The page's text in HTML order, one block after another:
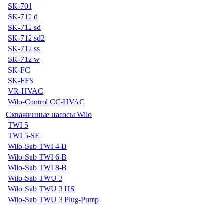
SK-701
SK-712 d
SK-712 sd
SK-712 sd2
SK-712 ss
SK-712 w
SK-FC
SK-FFS
VR-HVAC
Wilo-Control CC-HVAC
Скважинные насосы Wilo
TWI 5
TWI 5-SE
Wilo-Sub TWI 4-B
Wilo-Sub TWI 6-B
Wilo-Sub TWI 8-B
Wilo-Sub TWU 3
Wilo-Sub TWU 3 HS
Wilo-Sub TWU 3 Plug-Pump